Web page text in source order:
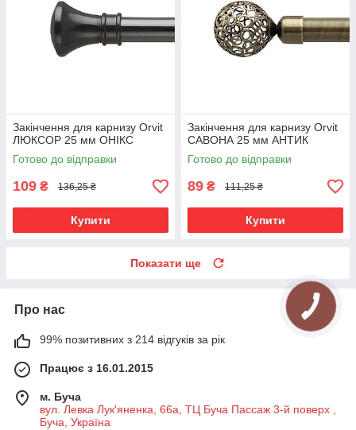
Закінчення для карнизу Orvit
ЛЮКСОР 25 мм ОНІКС
Готово до відправки
109 ₴ 136,25 ₴
Купити
Закінчення для карнизу Orvit
САВОНА 25 мм АНТИК
Готово до відправки
89 ₴ 111,25 ₴
Купити
Показати ще
Про нас
99% позитивних з 214 відгуків за рік
Працює з 16.01.2015
м. Буча
вул. Левка Лук'яненка, 66а, ТЦ Буча Пассаж 3-й поверх ,
Буча, Україна